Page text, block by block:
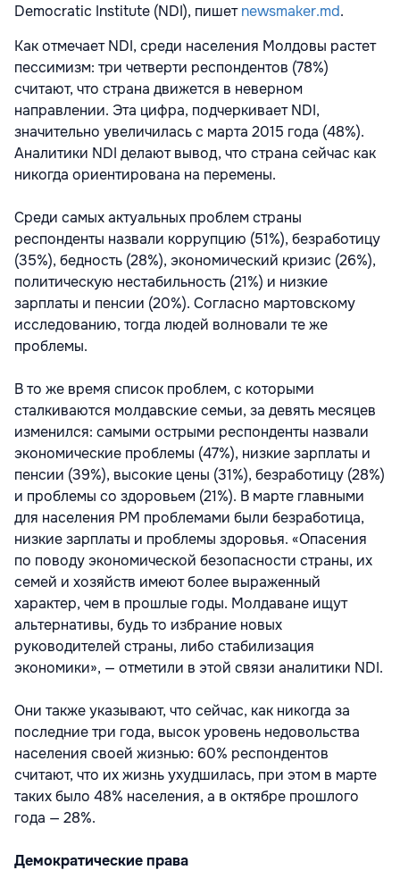
Democratic Institute (NDI), пишетnewsmaker.md.
Как отмечает NDI, среди населения Молдовы растет
пессимизм: три четверти респондентов (78%)
считают, что страна движется в неверном
направлении. Эта цифра, подчеркивает NDI,
значительно увеличилась с марта 2015 года (48%).
Аналитики NDI делают вывод, что страна сейчас как
никогда ориентирована на перемены.
Среди самых актуальных проблем страны
респонденты назвали коррупцию (51%), безработицу
(35%), бедность (28%), экономический кризис (26%),
политическую нестабильность (21%) и низкие
зарплаты и пенсии (20%). Согласно мартовскому
исследованию, тогда людей волновали те же
проблемы.
В то же время список проблем, с которыми
сталкиваются молдавские семьи, за девять месяцев
изменился: самыми острыми респонденты назвали
экономические проблемы (47%), низкие зарплаты и
пенсии (39%), высокие цены (31%), безработицу (28%)
и проблемы со здоровьем (21%). В марте главными
для населения РМ проблемами были безработица,
низкие зарплаты и проблемы здоровья. «Опасения
по поводу экономической безопасности страны, их
семей и хозяйств имеют более выраженный
характер, чем в прошлые годы. Молдаване ищут
альтернативы, будь то избрание новых
руководителей страны, либо стабилизация
экономики», — отметили в этой связи аналитики NDI.
Они также указывают, что сейчас, как никогда за
последние три года, высок уровень недовольства
населения своей жизнью: 60% респондентов
считают, что их жизнь ухудшилась, при этом в марте
таких было 48% населения, а в октябре прошлого
года — 28%.
Демократические права